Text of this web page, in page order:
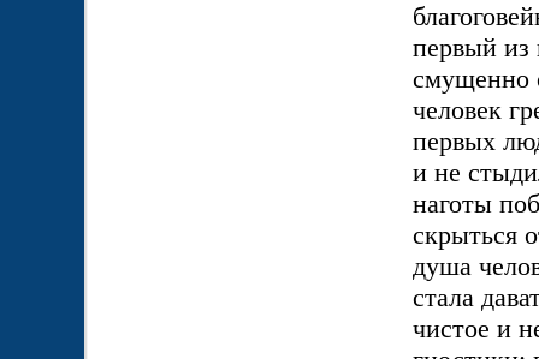
первый
смущенно
человек
первых
и не
наготы
скрыться
душа
стала
чистое и